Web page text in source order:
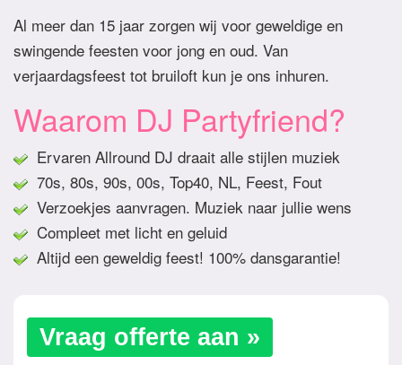
Al meer dan 15 jaar zorgen wij voor geweldige en
swingende feesten voor jong en oud. Van
verjaardagsfeest tot bruiloft kun je ons inhuren.
Waarom DJ Partyfriend?
Ervaren Allround DJ draait alle stijlen muziek
70s, 80s, 90s, 00s, Top40, NL, Feest, Fout
Verzoekjes aanvragen. Muziek naar jullie wens
Compleet met licht en geluid
Altijd een geweldig feest! 100% dansgarantie!
Vraag offerte aan »